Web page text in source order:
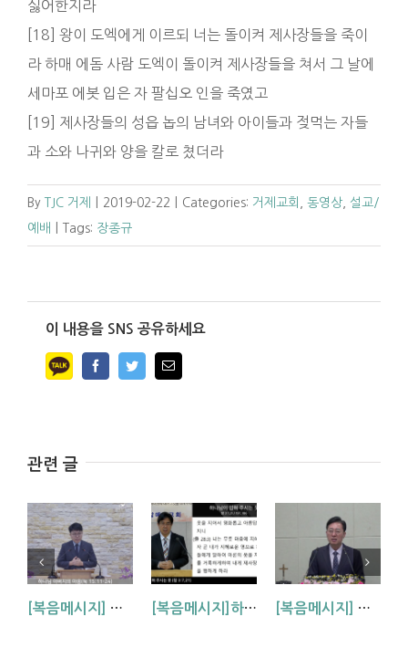
싫어한지라
[18] 왕이 도엑에게 이르되 너는 돌이켜 제사장들을 죽이
라 하매 에돔 사람 도엑이 돌이켜 제사장들을 쳐서 그 날에
세마포 에봇 입은 자 팔십오 인을 죽였고
[19] 제사장들의 성읍 놉의 남녀와 아이들과 젖먹는 자들
과 소와 나귀와 양을 칼로 쳤더라
By TJC 거제 2019-02-22 Categories: 거제교회 동영상
설교/
예배
Tags: 장종규
이 내용을 SNS 공유하세요
FacebookTwitterEmail
관련 글
[복음메시지] 하나님 아버지의 마음 (눅15:11~24) [복음메시지]하나님이 입혀주시는 옷 (창 3:7,21) [복음메시지] 엘리야 때(사도시대)처럼 (왕하 2:1-14)